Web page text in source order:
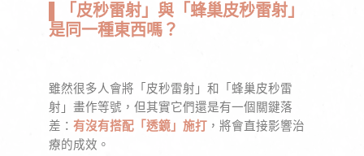
▌「皮秒雷射」與「蜂巢皮秒雷射」
是同一種東西嗎？
雖然很多人會將「皮秒雷射」和「蜂巢皮秒雷
射」畫作等號，但其實它們還是有一個關鍵落
差： 有沒有搭配「透鏡」施打 ，將會直接影響治
療的成效。